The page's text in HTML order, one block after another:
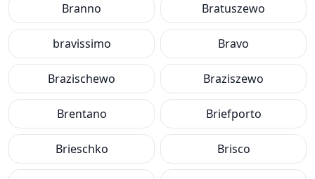
Branno Bratuszewo
bravissimo Bravo
Brazischewo Braziszewo
Brentano Briefporto
Brieschko Brisco